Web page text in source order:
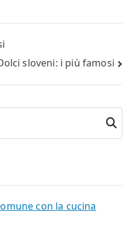
sloveni: i più famosi
Cerca
con la cucina